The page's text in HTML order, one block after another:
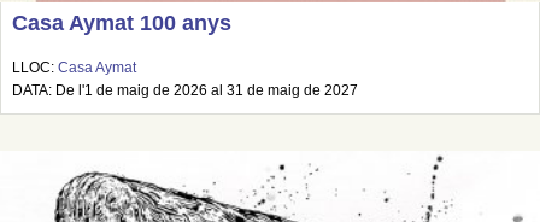
Casa Aymat 100 anys
LLOC: Casa Aymat
DATA: De l'1 de maig de 2026 al 31 de maig de 2027